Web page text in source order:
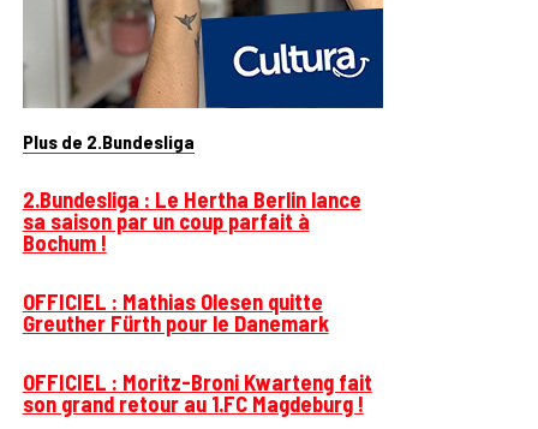
Plus de 2.Bundesliga
2.Bundesliga : Le Hertha Berlin lance
sa saison par un coup parfait à
Bochum !
OFFICIEL : Mathias Olesen quitte
Greuther Fürth pour le Danemark
OFFICIEL : Moritz-Broni Kwarteng fait
son grand retour au 1.FC Magdeburg !